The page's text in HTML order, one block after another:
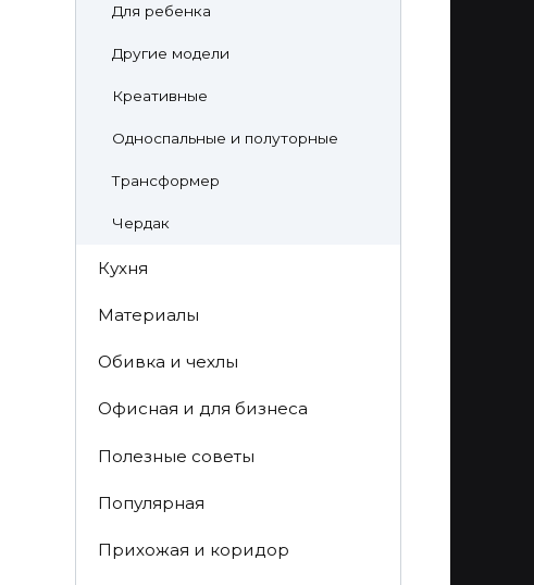
Для ребенка
Другие модели
Креативные
Односпальные и полуторные
Трансформер
Чердак
Кухня
Материалы
Обивка и чехлы
Офисная и для бизнеса
Полезные советы
Популярная
Прихожая и коридор